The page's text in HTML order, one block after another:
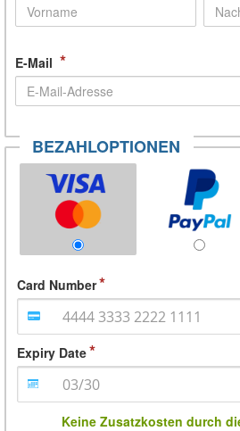
E-Mail *
BEZAHLOPTIONEN
Card Number
Expiry Date
Keine Zusatzkosten durch